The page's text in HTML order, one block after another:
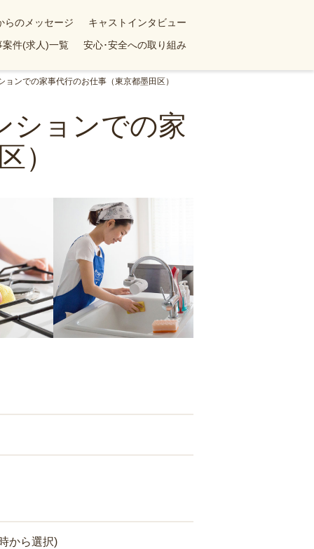
らのメッセージ
キャストインタビュー
案件(求人)一覧 安心･安全への取り組み
ンでの家事代行のお仕事（東京都墨田区）
ションでの家
）
から選択)